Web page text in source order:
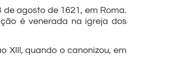
agosto de 1621, em Roma.
é venerada na igreja dos
XIII, quando o canonizou, em